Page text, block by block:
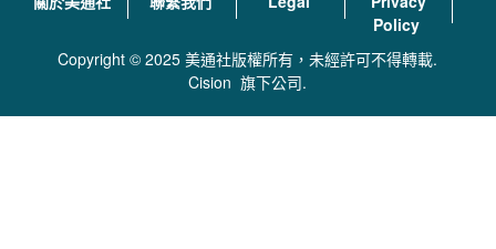
Policy
Copyright © 2025 美通社版權所有，未經許可不得轉載.
Cision 旗下公司.